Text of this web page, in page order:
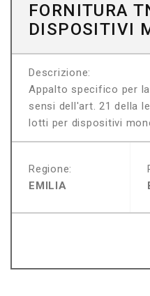
FORNITURA
DISPOSITIVI
Descrizione:
Appalto specifico per
sensi dell'art. 21 della
lotti per dispositivi
Regione:
EMILIA